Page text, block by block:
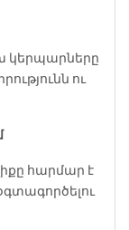
կերպարները
ու
հարմար է